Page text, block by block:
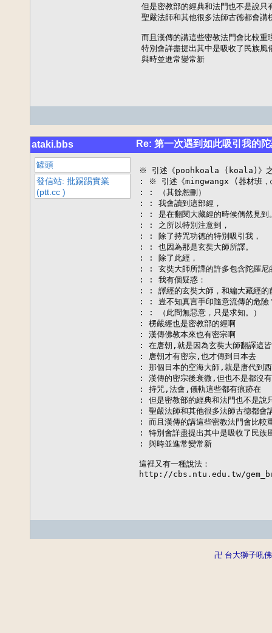
但是密教部的經典和法門也不是說只
聖嚴法師和其他很多法師古德都會講
而且漢傳的講這些密教法門會比較重
特別會詳盡提出其中是吸收了民族風
與時並進常變常新
ataki.bbs Re: 第一次遇到如此吸引我的
罐頭
發信站: 批踢踢實業
(ptt.cc )
※ 引述《poohkoala (koala)》之
: ※ 引述《mingwangx (器材班，
: : （其餘恕刪）
: : 我會讀到這部經，
: : 是在翻閱大藏經的時候偶然見到
: : 之所以特別注意到，
: : 除了持咒功德的特別吸引我，
: : 也因為那是玄奘大師所譯。
: : 除了此經，
: : 玄奘大師所譯的許多包含陀羅尼
: : 我有個疑惑：
: : 譯經的玄奘大師，和編大藏經的
: : 豈不知真言手印隨意流傳的危險
: : （此問無惡意，只是求知。）
: 楞嚴經也是密教部的經啊
: 漢傳佛教本來也有密宗啊
: 在唐朝,就是因為玄奘大師翻譯這
: 唐朝才有密宗,也才傳到日本去
: 那個日本的空海大師,就是唐代到
: 漢傳的密宗後衰微,但也不是都沒有
: 持咒,法會,儀軌這些都有痕跡在
: 但是密教部的經典和法門也不是說
: 聖嚴法師和其他很多法師古德都會
: 而且漢傳的講這些密教法門會比較
: 特別會詳盡提出其中是吸收了民族
: 與時並進常變常新
這裡又有一種說法：
http://cbs.ntu.edu.tw/
卍 台大獅子吼